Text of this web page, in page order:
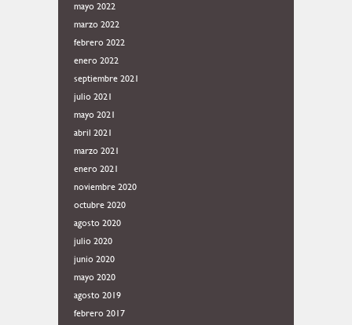
mayo 2022
marzo 2022
febrero 2022
enero 2022
septiembre 2021
julio 2021
mayo 2021
abril 2021
marzo 2021
enero 2021
noviembre 2020
octubre 2020
agosto 2020
julio 2020
junio 2020
mayo 2020
agosto 2019
febrero 2017